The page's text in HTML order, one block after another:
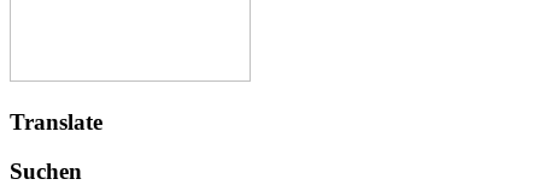
Translate
Suchen